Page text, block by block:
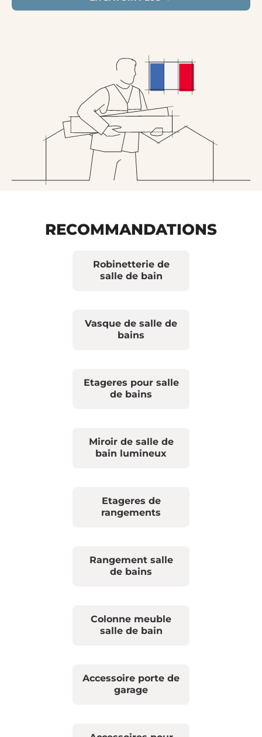
RECOMMANDATIONS
Robinetterie de
salle de bain
Vasque de salle de
bains
Etageres pour salle
de bains
Miroir de salle de
bain lumineux
Etageres de
rangements
Rangement salle
de bains
Colonne meuble
salle de bain
Accessoire porte de
garage